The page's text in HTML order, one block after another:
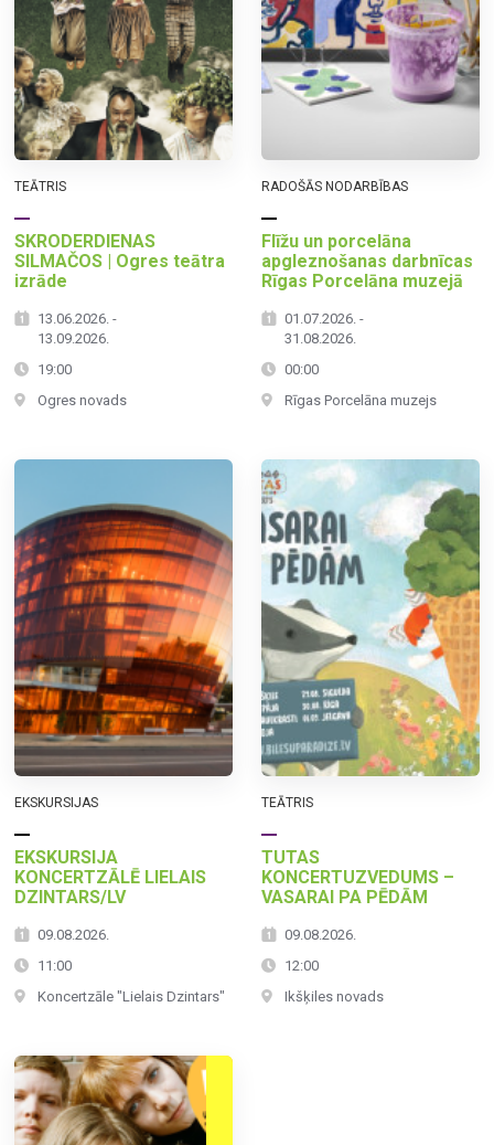
TEĀTRIS
SKRODERDIENAS
SILMAČOS | Ogres teātra
izrāde
13.06.2026. -
13.09.2026.
19:00
Ogres novads
RADOŠĀS NODARBĪBAS
Flīžu un porcelāna
apgleznošanas darbnīcas
Rīgas Porcelāna muzejā
01.07.2026. -
31.08.2026.
00:00
Rīgas Porcelāna muzejs
EKSKURSIJAS
EKSKURSIJA
KONCERTZĀLĒ LIELAIS
DZINTARS/LV
09.08.2026.
11:00
Koncertzāle "Lielais Dzintars"
TEĀTRIS
TUTAS
KONCERTUZVEDUMS –
VASARAI PA PĒDĀM
09.08.2026.
12:00
Ikšķiles novads